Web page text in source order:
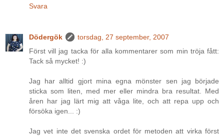
Svara
Dödergök
torsdag, 27 september, 2007
Först vill jag tacka för alla kommentarer som min tröja fått:
Tack så mycket! :)
Jag har alltid gjort mina egna mönster sen jag började
sticka som liten, med mer eller mindra bra resultat. Med
åren har jag lärt mig att våga lite, och att repa upp och
försöka igen... :)
Jag vet inte det svenska ordet för metoden att virka först